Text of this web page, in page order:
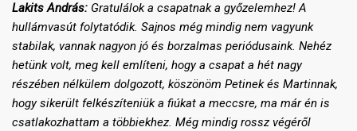
Lakits András: Gratulálok a csapatnak a győzelemhez! A
hullámvasút folytatódik. Sajnos még mindig nem vagyunk
stabilak, vannak nagyon jó és borzalmas periódusaink. Nehéz
hetünk volt, meg kell említeni, hogy a csapat a hét nagy
részében nélkülem dolgozott, köszönöm Petinek és Martinnak,
hogy sikerült felkészíteniük a fiúkat a meccsre, ma már én is
csatlakozhattam a többiekhez. Még mindig rossz végéről